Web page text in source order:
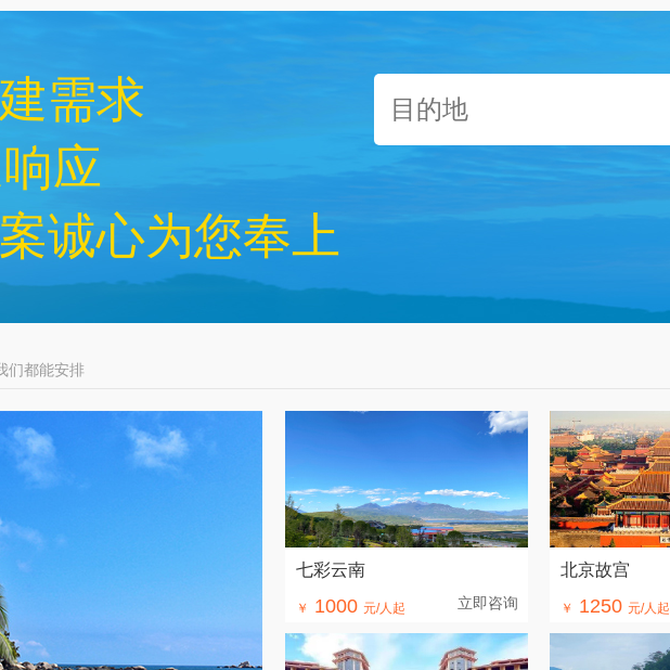
需求
应
诚心为您奉上
们都能安排
七彩云南
￥ 1000 元/人起 立即咨询
北京故宫
￥ 1250 元/人起